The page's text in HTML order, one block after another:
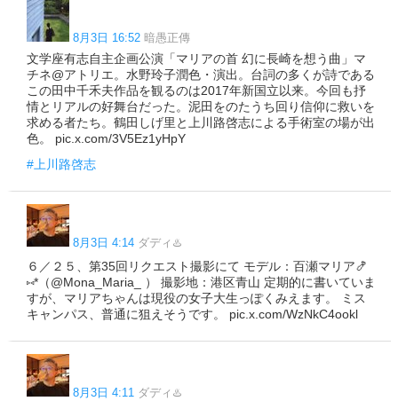
8月3日 16:52 暗愚正傳
文学座有志自主企画公演「マリアの首 幻に長崎を想う曲」マ
チネ@アトリエ。水野玲子潤色・演出。台詞の多くが詩である
この田中千禾夫作品を観るのは2017年新国立以来。今回も抒
情とリアルの好舞台だった。泥田をのたうち回り信仰に救いを
求める者たち。鶴田しげ里と上川路啓志による手術室の場が出
色。 pic.x.com/3V5Ez1yHpY
#上川路啓志
8月3日 4:14 ダディ♨️
６／２５、第35回リクエスト撮影にて モデル：百瀬マリア🍤
⑅*（@Mona_Maria_ ） 撮影地：港区青山 定期的に書いていま
すが、マリアちゃんは現役の女子大生っぽくみえます。 ミス
キャンパス、普通に狙えそうです。 pic.x.com/WzNkC4ookl
8月3日 4:11 ダディ♨️